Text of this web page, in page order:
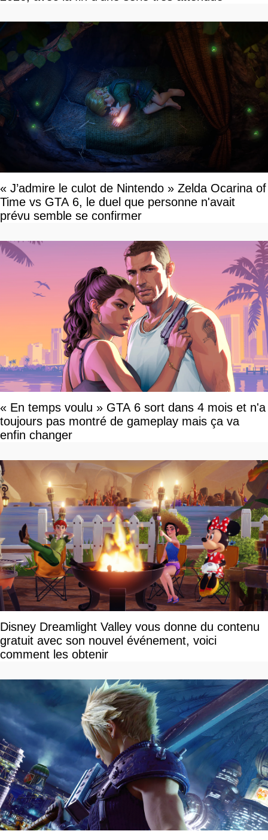
« J’admire le culot de Nintendo » Zelda Ocarina of
Time vs GTA 6, le duel que personne n'avait
prévu semble se confirmer
« En temps voulu » GTA 6 sort dans 4 mois et n'a
toujours pas montré de gameplay mais ça va
enfin changer
Disney Dreamlight Valley vous donne du contenu
gratuit avec son nouvel événement, voici
comment les obtenir